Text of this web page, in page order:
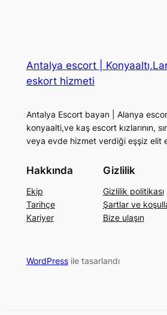
Antalya escort |
eskort hizmeti
Antalya Escort bayan | Alanya
konyaalti,ve kaş escort kızlarının,
veya evde hizmet verdiği eşşiz elit
Hakkında
Ekip
Tarihçe
Kariyer
Gizlilik
Gizlilik politikası
Şartlar ve
Bize ulaşın
WordPressile tasarlandı